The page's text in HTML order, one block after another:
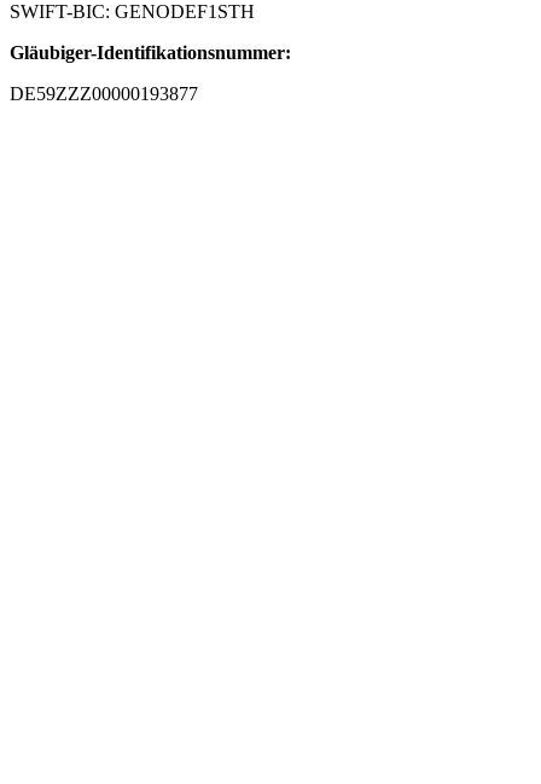
SWIFT-BIC: GENODEF1STH
Gläubiger-Identifikationsnummer:
DE59ZZZ00000193877